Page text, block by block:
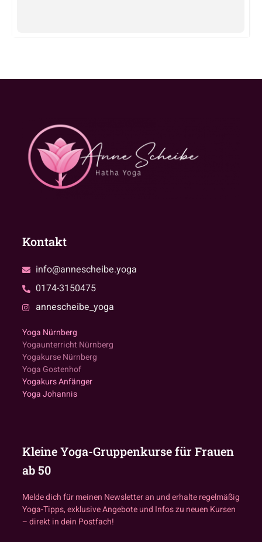
Kontakt
info@annescheibe.yoga
0174-3150475
annescheibe_yoga
Yoga Nürnberg
Yogaunterricht Nürnberg
Yogakurse Nürnberg
Yoga Gostenhof
Yogakurs Anfänger
Yoga Johannis
Kleine Yoga-Gruppenkurse für Frauen
ab 50
Melde dich für meinen Newsletter an und erhalte regelmäßig
Yoga-Tipps, exklusive Angebote und Infos zu neuen Kursen
– direkt in dein Postfach!